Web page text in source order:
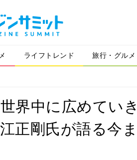
ライフトレンド 旅行・グルメ
世界中に広めてい
正剛氏が語る今